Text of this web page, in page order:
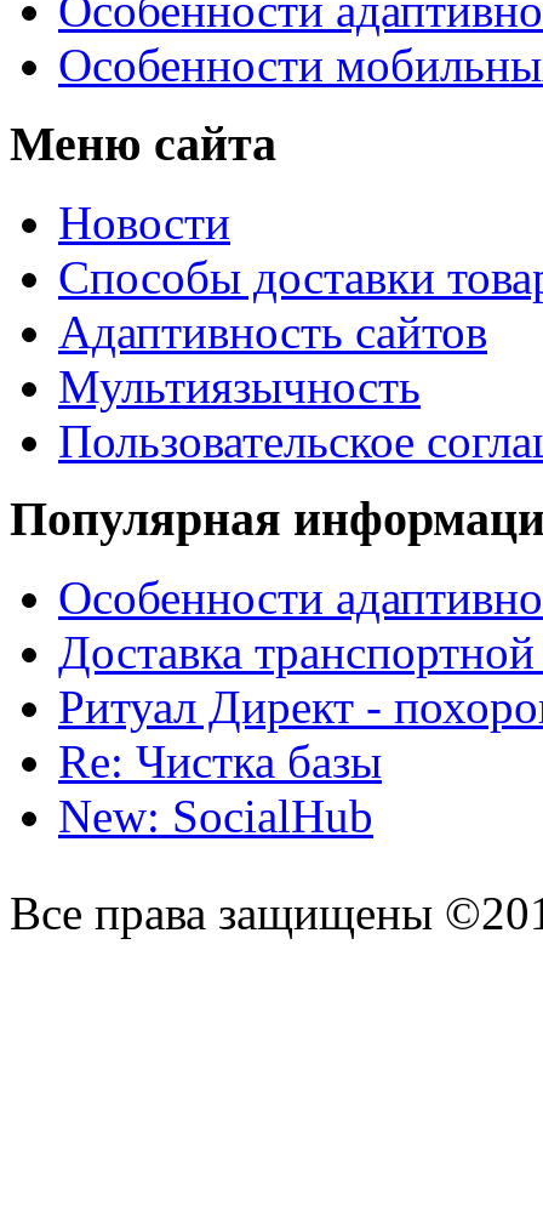
Особенности
Особенности
Меню сайта
Новости
Способы доставки
Адаптивность сайтов
Мультиязычность
Пользовательское
Популярная
Особенности
Доставка
Ритуал Директ -
Re: Чистка базы
New: SocialHub
Все права защищены